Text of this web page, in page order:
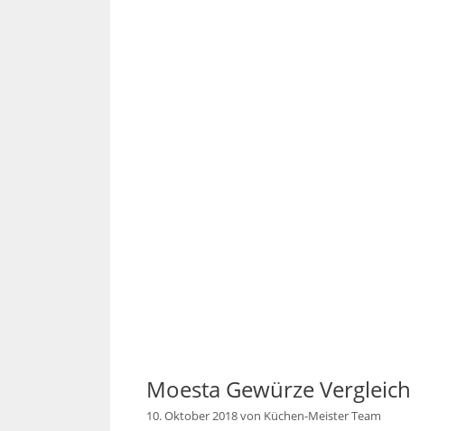
Moesta Gewürze Vergleich
10. Oktober 2018von Küchen-Meister Team